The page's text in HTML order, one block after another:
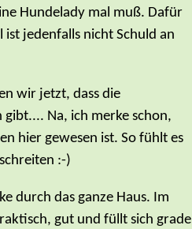
Hundelady mal muß. Dafür
jedenfalls nicht Schuld an
wir jetzt, dass die
gibt.... Na, ich merke schon,
hier gewesen ist. So fühlt es
:-)
durch das ganze Haus. Im
gut und füllt sich grade